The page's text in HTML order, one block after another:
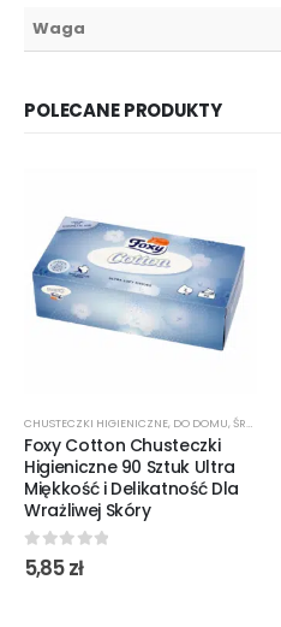
Waga
POLECANE PRODUKTY
CHUSTECZKI HIGIENICZNE, DO DOMU,ŚRODKI CZYSTOŚCI
Foxy Cotton Chusteczki
Higieniczne 90 Sztuk Ultra
Miękkość i Delikatność Dla
Wrażliwej Skóry
0out of 5
5,85zł